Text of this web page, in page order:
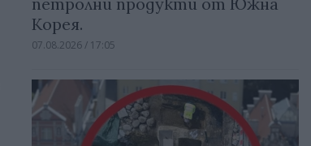
Корея.
07.08.2026 / 17:05